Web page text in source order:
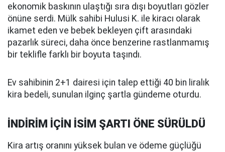
ekonomik baskının ulaştığı sıra dışı boyutları gözler
önüne serdi. Mülk sahibi Hulusi K. ile kiracı olarak
ikamet eden ve bebek bekleyen çift arasındaki
pazarlık süreci, daha önce benzerine rastlanmamış
bir teklifle farklı bir boyuta taşındı.
Ev sahibinin 2+1 dairesi için talep ettiği 40 bin liralık
kira bedeli, sunulan ilginç şartla gündeme oturdu.
İNDİRİM İÇİN İSİM ŞARTI ÖNE SÜRÜLDÜ
Kira artış oranını yüksek bulan ve ödeme güçlüğü